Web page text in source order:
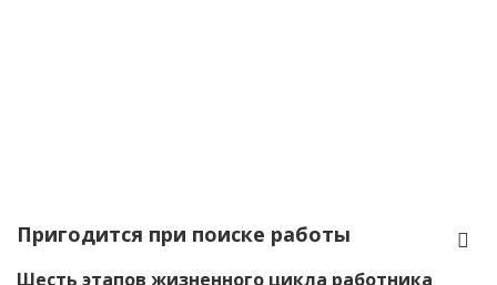
Пригодится при поиске работы
Шесть этапов жизненного цикла работника